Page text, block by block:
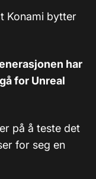
Konami bytter
har
for Unreal
på å teste det
for seg en